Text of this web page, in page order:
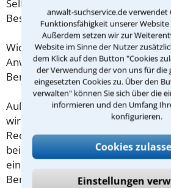
anwalt-suchservice.de verwendet
Funktionsfähigkeit unserer
Außerdem setzen wir zur
Website im Sinne der Nutzer
dem Klick auf den Button "Cookies
der Verwendung der von uns für die
eingesetzten Cookies zu. Über den
verwalten" können Sie sich über die
informieren und den Umfang
konfigurieren.
Cookies
Einstellungen
Selbstständige oder Freiberufler
Beschränkung nicht.
Wichtig daher: Klären Sie die
Anwalt aus Erfurt schon zu
Beratung.
Außerdem gut zu wissen: Gemäß §
wird die Beratungsgebühr auf
Rechtsanwalts angerechnet. Sollte
beispielsweise aufgrund des
einem Prozess kommen, so kann
Beratungsgebühr nicht mehr